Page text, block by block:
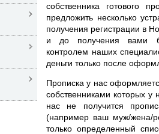
собственника готового
предложить несколько
получения регистрации в
и до получения вами
контролем наших
деньги только после
Прописка у нас
собственниками которых у
нас не получится
(например ваш муж/жена/
только определенный